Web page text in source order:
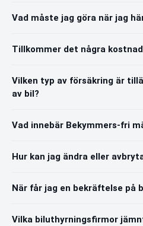
Vad måste jag göra när jag
Tillkommer det några
Vilken typ av försäkring är
av bil?
Vad innebär Bekymmers-fri
Hur kan jag ändra eller
När får jag en bekräftelse på
Vilka biluthyrningsfirmor